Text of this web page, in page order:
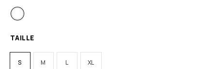
TAILLE
S M L XL